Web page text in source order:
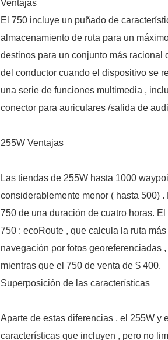
Ventajas
El 750 incluye un puñado de
almacenamiento de ruta para un
destinos para un conjunto más racional
del conductor cuando el dispositivo se
una serie de funciones multimedia ,
conector para auriculares /salida de
255W Ventajas
Las tiendas de 255W hasta 1000
considerablemente menor ( hasta 500)
750 de una duración de cuatro horas.
750 : ecoRoute , que calcula la ruta
navegación por fotos georeferenciadas
mientras que el 750 de venta de $ 400.
Superposición de las características
Aparte de estas diferencias , el 255W y
características que incluyen , pero no